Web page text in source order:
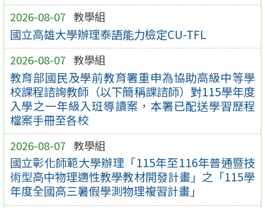
2026-08-07 教學組
國立高雄大學辦理泰語能力檢定CU-TFL
2026-08-07 教學組
教育部國民及學前教育署重申為協助高級中等學
校課程諮詢教師（以下簡稱課諮師）對115學年度
入學之一年級入班導讀案，本署已配送學習歷程
檔案手冊至各校
2026-08-07 教學組
國立彰化師範大學辦理「115年至116年普通暨技
術型高中物理適性教學教材開發計畫」之「115學
年度全國高三暑假學測物理複習計畫」